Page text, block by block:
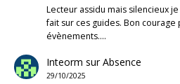
Lecteur assidu mais silencieux
fait sur ces guides. Bon
évènements.…
Inteorm surAbsence
29/10/2025